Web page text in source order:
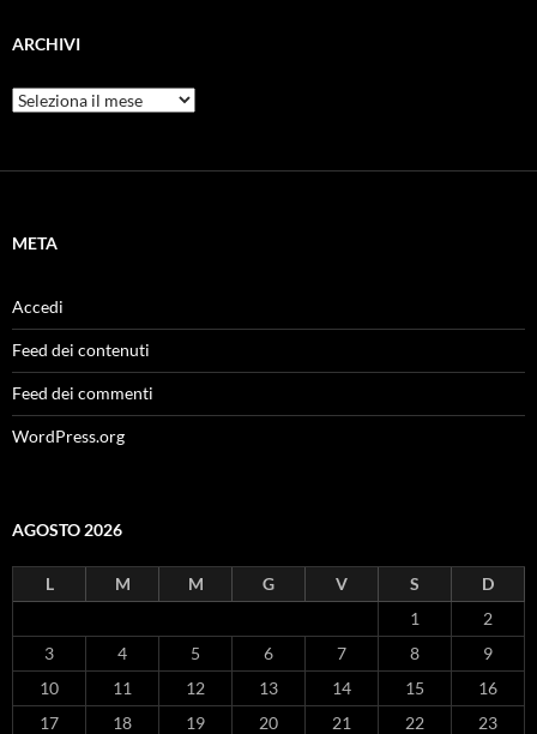
ARCHIVI
Archivi
META
Accedi
Feed dei contenuti
Feed dei commenti
WordPress.org
AGOSTO 2026
L M M G V S
D
1
2
3
4 5 6 7 8
9
10
11 12 13 14 15
16
17
18 19 20 21 22 23